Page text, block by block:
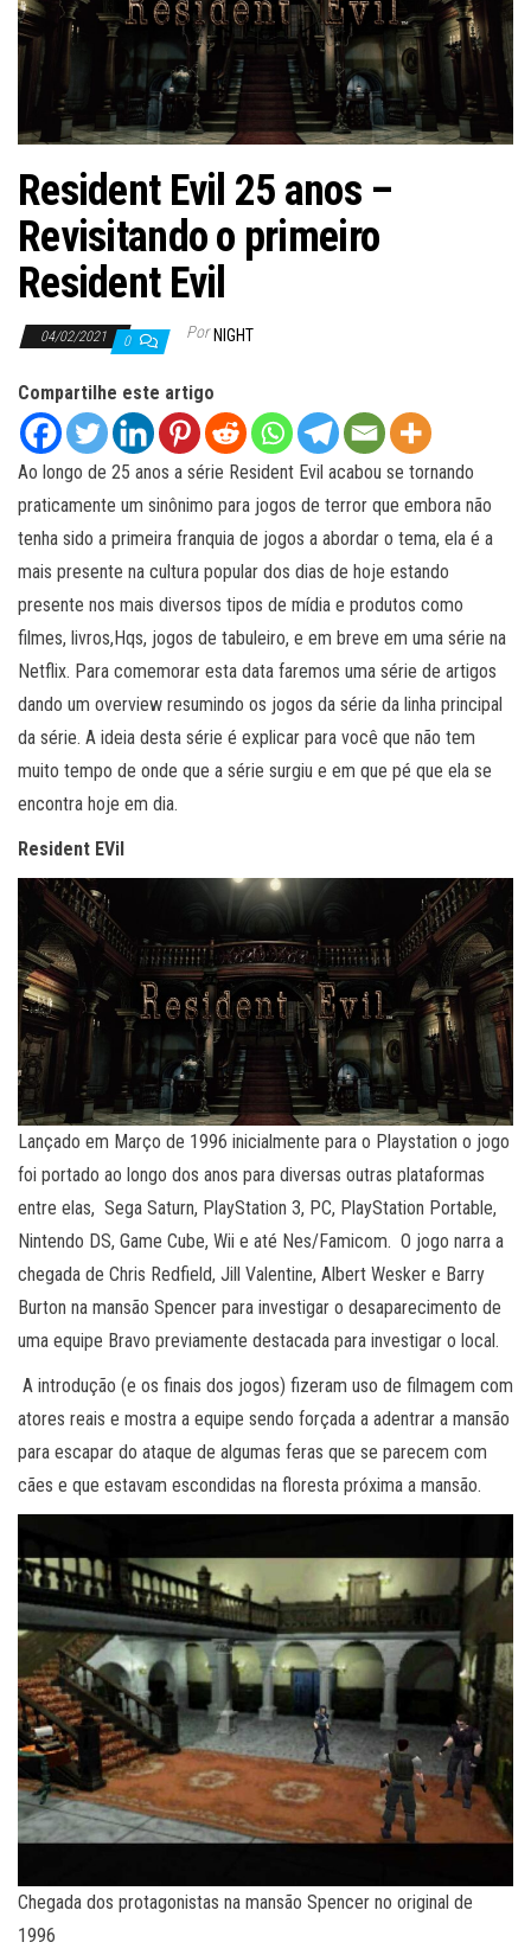
o
Resident Evil 25 anos –
Revisitando o primeiro
Resident Evil
04/02/2021 0 Por NIGHT
Compartilhe este artigo
Ao longo de 25 anos a série Resident Evil acabou se tornando
praticamente um sinônimo para jogos de terror que embora não
tenha sido a primeira franquia de jogos a abordar o tema, ela é a
mais presente na cultura popular dos dias de hoje estando
presente nos mais diversos tipos de mídia e produtos como
filmes, livros,Hqs, jogos de tabuleiro, e em breve em uma série na
Netflix. Para comemorar esta data faremos uma série de artigos
dando um overview resumindo os jogos da série da linha principal
da série. A ideia desta série é explicar para você que não tem
muito tempo de onde que a série surgiu e em que pé que ela se
encontra hoje em dia.
Resident EVil
Lançado em Março de 1996 inicialmente para o Playstation o jogo
foi portado ao longo dos anos para diversas outras plataformas
entre elas, Sega Saturn, PlayStation 3, PC, PlayStation Portable,
Nintendo DS, Game Cube, Wii e até Nes/Famicom. O jogo narra a
chegada de Chris Redfield, Jill Valentine, Albert Wesker e Barry
Burton na mansão Spencer para investigar o desaparecimento de
uma equipe Bravo previamente destacada para investigar o local.
A introdução (e os finais dos jogos) fizeram uso de filmagem com
atores reais e mostra a equipe sendo forçada a adentrar a mansão
para escapar do ataque de algumas feras que se parecem com
cães e que estavam escondidas na floresta próxima a mansão.
Chegada dos protagonistas na mansão Spencer no original de
1996